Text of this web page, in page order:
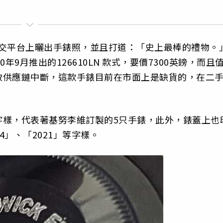
台上曬出手錶照，並且打道：「史上最棒的禮物。」
9月推出的126610LN 款式，要價7300英鎊，而且值
應鏈中斷，這款手錶目前在市面上是缺貨的，在二手
，代表著基努李維訂製的5只手錶，此外，錶蓋上也
、「2021」等字樣。